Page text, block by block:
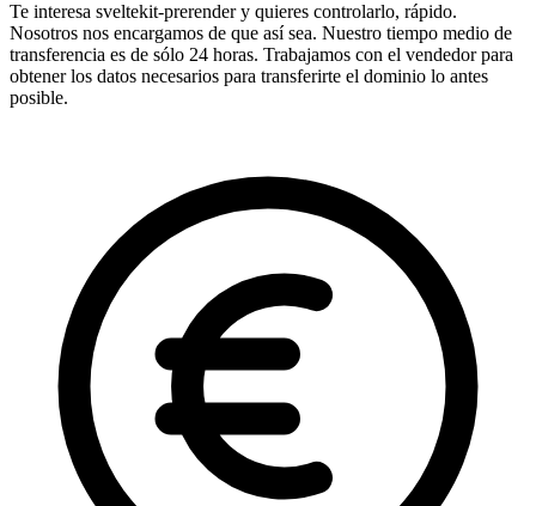
Te interesa sveltekit-prerender y quieres controlarlo, rápido.
Nosotros nos encargamos de que así sea. Nuestro tiempo medio de
transferencia es de sólo 24 horas. Trabajamos con el vendedor para
obtener los datos necesarios para transferirte el dominio lo antes
posible.